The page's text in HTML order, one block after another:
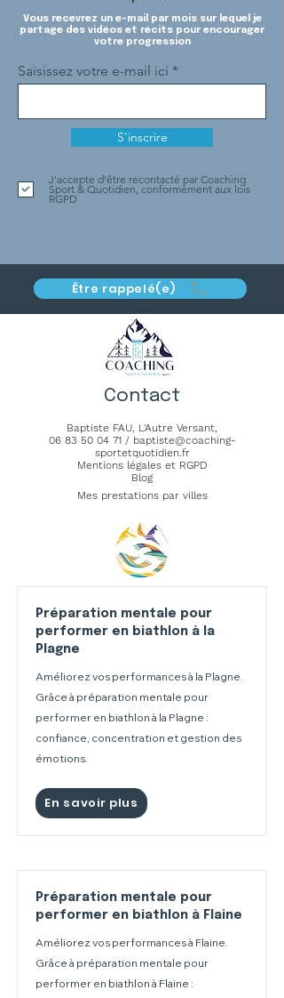
Vous recevrez un e-mail par mois sur lequel je
partage des vidéos et récits pour encourager
votre progression
Saisissez votre e-mail ici
S'inscrire
J'accepte d'être recontacté par Coaching
Sport & Quotidien, conformément aux lois
RGPD
Être rappelé(e)
Contact
Baptiste FAU, L'Autre Versant,
06 83 50 04 71/ baptiste@coaching-
sportetquotidien.fr
Mentions légales et RGPD
Blog
Mes prestations par villes
Préparation mentale pour
performer en biathlon à la
Plagne
Améliorez vos performances à la Plagne.
Grâce à préparation mentale pour
performer en biathlon à la Plagne :
confiance, concentration et gestion des
émotions.
En savoir plus
Préparation mentale pour
performer en biathlon à Flaine
Améliorez vos performances à Flaine.
Grâce à préparation mentale pour
performer en biathlon à Flaine :